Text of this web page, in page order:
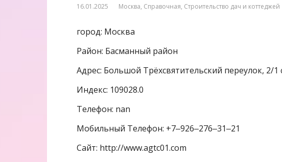
16.01.2025 Москва, Справочная, Строительство дач и коттеджей
город: Москва
Район: Басманный район
Адрес: Большой Трёхсвятительский переулок, 2/1
Индекс: 109028.0
Телефон: nan
Мобильный Телефон: +7‒926‒276‒31‒21
Сайт: http://www.agtc01.com